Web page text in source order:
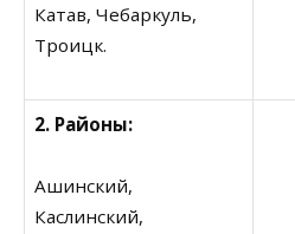
Катав, Чебаркуль,
Троицк.
2. Районы:
Ашинский,
Каслинский,